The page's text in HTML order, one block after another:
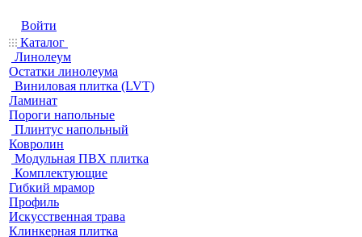
Войти
Каталог
Линолеум
Остатки линолеума
Виниловая плитка (LVT)
Ламинат
Пороги напольные
Плинтус напольный
Ковролин
Модульная ПВХ плитка
Комплектующие
Гибкий мрамор
Профиль
Искусственная трава
Клинкерная плитка